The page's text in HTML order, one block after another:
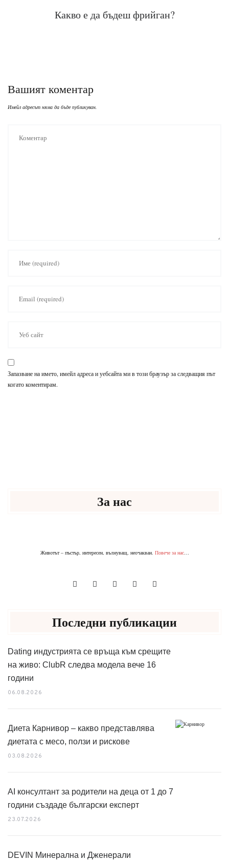
Какво е да бъдеш фрийган?
Вашият коментар
Имейл адресът няма да бъде публикуван.
Запазване на името, имейл адреса и уебсайта ми в този браузър за следващия път
когато коментирам.
За нас
Животът – пъстър, интересен, вълнуващ, неочакван. Повече за нас…
Последни публикации
Dating индустрията се връща към срещите
на живо: ClubR следва модела вече 16
години
06.08.2026
Диета Карнивор – какво представлява
диетата с месо, ползи и рискове
03.08.2026
AI консултант за родители на деца от 1 до 7
години създаде български експерт
23.07.2026
DEVIN Минерална и Дженерали